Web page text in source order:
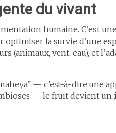
du vivant
humaine. C’est une
optimiser la survie d’une
(animaux, vent, eau), et
— c’est-à-dire une
— le fruit devient un